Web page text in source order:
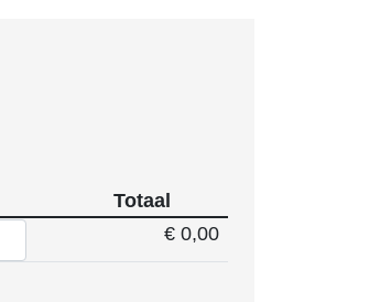
Totaal
€ 0,00